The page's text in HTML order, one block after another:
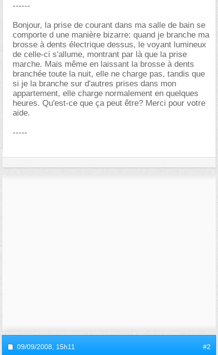
------
Bonjour, la prise de courant dans ma salle de bain se
comporte d une manière bizarre: quand je branche ma
brosse à dents électrique dessus, le voyant lumineux
de celle-ci s'allume, montrant par là que la prise
marche. Mais même en laissant la brosse à dents
branchée toute la nuit, elle ne charge pas, tandis que
si je la branche sur d'autres prises dans mon
appartement, elle charge normalement en quelques
heures. Qu'est-ce que ça peut être? Merci pour votre
aide.
-----
09/09/2008, 15h11 #2